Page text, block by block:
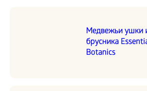
Медвежьи ушки
брусника
Botanics